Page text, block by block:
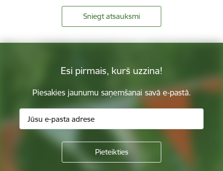
Sniegt atsauksmi
Esi pirmais, kurš uzzina!
Piesakies jaunumu saņemšanai savā e-pastā.